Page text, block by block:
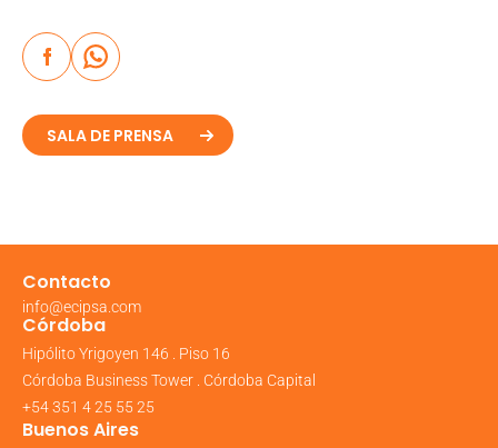
SALA DE PRENSA
Contacto
info@ecipsa.com
Córdoba
Hipólito Yrigoyen 146 . Piso 16
Córdoba Business Tower . Córdoba Capital
+54 351 4 25 55 25
Buenos Aires